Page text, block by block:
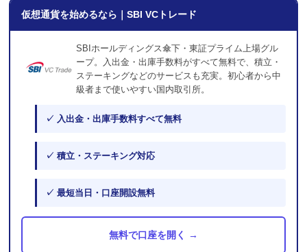
仮想通貨を始めるなら｜SBI VCトレード
SBIホールディングス傘下・東証プライム上場グル
ープ。入出金・出庫手数料がすべて無料で、積立・
ステーキングなどのサービスも充実。初心者から中
級者まで使いやすい国内取引所。
✓ 入出金・出庫手数料すべて無料
✓ 積立・ステーキング対応
✓ 最短当日・口座開設無料
無料で口座を開く →